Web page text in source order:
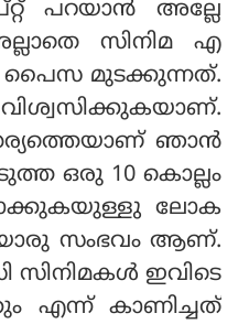
പറയാൻ അല്ലേ
സിനിമ എ
പൈസ മുടക്കുന്നത്.
ഞാൻ
ഒരു 10 കൊല്ലം
ലോക
സംഭവം ആണ്.
സിനിമകൾ ഇവിടെ
എന്ന് കാണിച്ചത്